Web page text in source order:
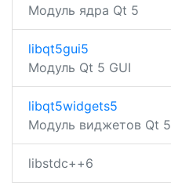
Модуль ядра Qt 5
libqt5gui5
Модуль Qt 5 GUI
libqt5widgets5
Модуль виджетов Qt 5
libstdc++6